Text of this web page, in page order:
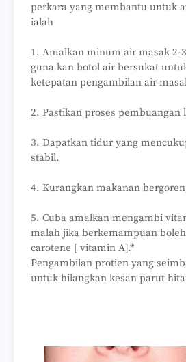
perkara yang membantu untuk
ialah
1. Amalkan minum air masak 2-
guna kan botol air bersukat
ketepatan pengambilan air
2. Pastikan proses pembuangan
3. Dapatkan tidur yang
stabil.
4. Kurangkan makanan
5. Cuba amalkan mengambi
malah jika berkemampuan
carotene [ vitamin A].*
Pengambilan protien yang
untuk hilangkan kesan parut